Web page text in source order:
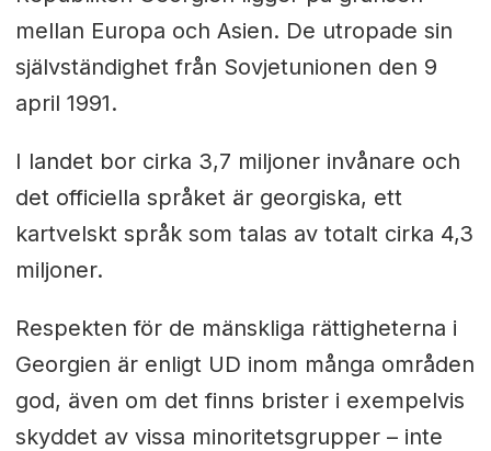
mellan Europa och Asien. De utropade sin
självständighet från Sovjetunionen den 9
april 1991.
I landet bor cirka 3,7 miljoner invånare och
det officiella språket är georgiska, ett
kartvelskt språk som talas av totalt cirka 4,3
miljoner.
Respekten för de mänskliga rättigheterna i
Georgien är enligt UD inom många områden
god, även om det finns brister i exempelvis
skyddet av vissa minoritetsgrupper – inte